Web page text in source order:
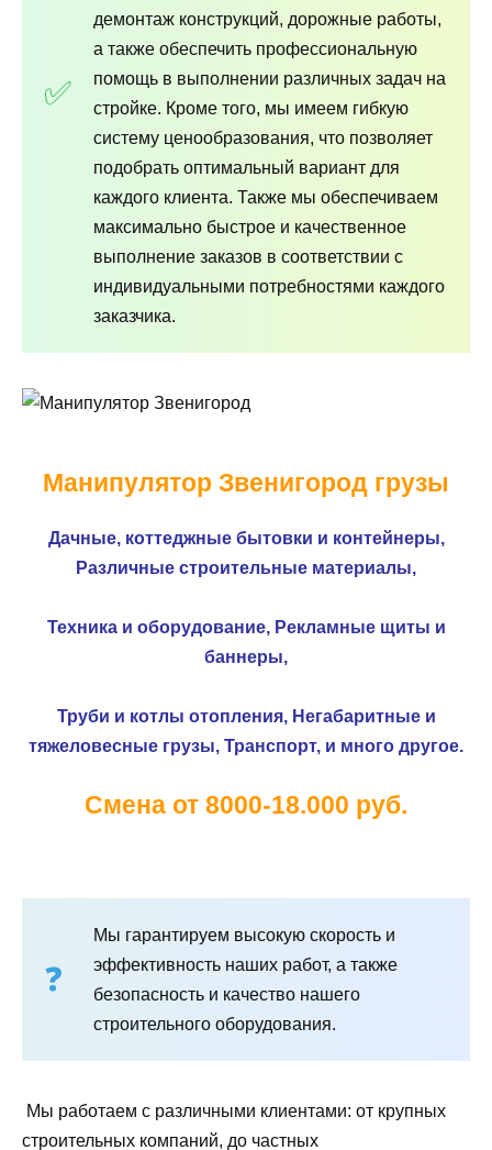
демонтаж конструкций, дорожные работы,
а также обеспечить профессиональную
помощь в выполнении различных задач на
стройке. Кроме того, мы имеем гибкую
систему ценообразования, что позволяет
подобрать оптимальный вариант для
каждого клиента. Также мы обеспечиваем
максимально быстрое и качественное
выполнение заказов в соответствии с
индивидуальными потребностями каждого
заказчика.
Манипулятор Звенигород грузы
Дачные, коттеджные бытовки и контейнеры,
Различные строительные материалы,
Техника и оборудование, Рекламные щиты и
баннеры,
Труби и котлы отопления, Негабаритные и
тяжеловесные грузы, Транспорт, и много другое.
Смена от 8000-18.000 руб.
Мы гарантируем высокую скорость и
эффективность наших работ, а также
безопасность и качество нашего
строительного оборудования.
Мы работаем с различными клиентами: от крупных
строительных компаний, до частных